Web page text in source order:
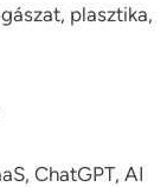
plasztika,
ChatGPT, AI